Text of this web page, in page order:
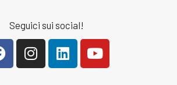
Seguici sui social!